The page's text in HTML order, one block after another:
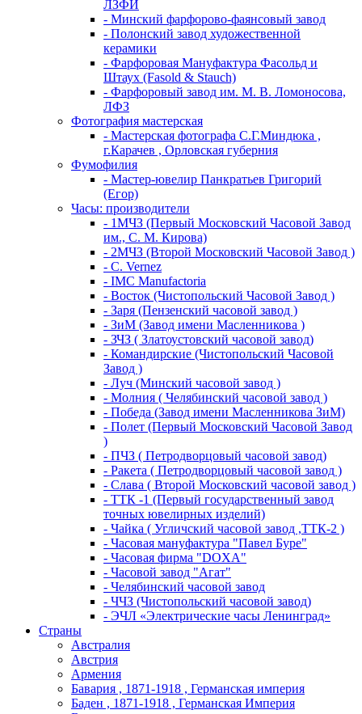
ЛЗФИ
- Минский фарфорово-фаянсовый завод
- Полонский завод художественной
керамики
- Фарфоровая Мануфактура Фасольд и
Штаух (Fasold & Stauch)
- Фарфоровый завод им. М. В. Ломоносова,
ЛФЗ
Фотография мастерская
- Мастерская фотографа С.Г.Миндюка ,
г.Карачев , Орловская губерния
Фумофилия
- Мастер-ювелир Панкратьев Григорий
(Егор)
Часы: производители
- 1МЧЗ (Первый Московский Часовой Завод
им., С. М. Кирова)
- 2МЧЗ (Второй Московский Часовой Завод )
- C. Vernez
- IMC Manufactoria
- Восток (Чистопольский Часовой Завод )
- Заря (Пензенский часовой завод )
- ЗиМ (Завод имени Масленникова )
- ЗЧЗ ( Златоустовский часовой завод)
- Командирские (Чистопольский Часовой
Завод )
- Луч (Минский часовой завод )
- Молния ( Челябинский часовой завод )
- Победа (Завод имени Масленникова ЗиМ)
- Полет (Первый Московский Часовой Завод
)
- ПЧЗ ( Петродворцовый часовой завод)
- Ракета ( Петродворцовый часовой завод )
- Слава ( Второй Московский часовой завод )
- ТТК -1 (Первый государственный завод
точных ювелирных изделий)
- Чайка ( Угличский часовой завод ,ТТК-2 )
- Часовая мануфактура "Павел Буре"
- Часовая фирма "DOXA"
- Часовой завод "Агат"
- Челябинский часовой завод
- ЧЧЗ (Чистопольский часовой завод)
- ЭЧЛ «Электрические часы Ленинград»
Страны
Австралия
Австрия
Армения
Бавария , 1871-1918 , Германская империя
Баден , 1871-1918 , Германская Империя